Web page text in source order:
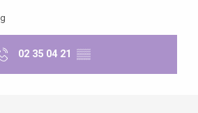
02 35 04 21 ▒▒